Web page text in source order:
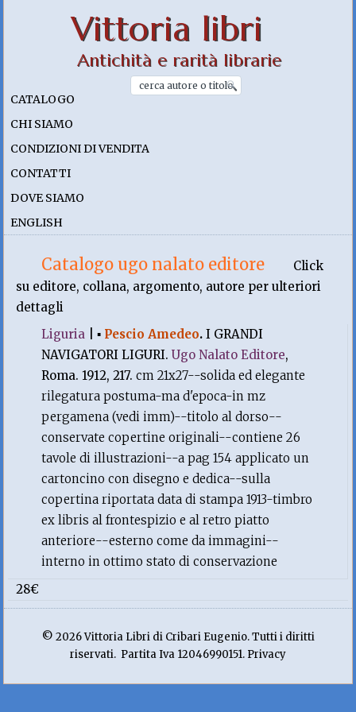
Vittoria libri
Antichità e rarità librarie
CATALOGO
CHI SIAMO
CONDIZIONI DI VENDITA
CONTATTI
DOVE SIAMO
ENGLISH
Catalogo ugo nalato editore
Click
su editore, collana, argomento, autore per ulteriori
dettagli
Liguria |▪ Pescio Amedeo.I GRANDI
NAVIGATORI LIGURI.Ugo Nalato Editore,
Roma. 1912, 217.cm 21x27--solida ed elegante
rilegatura postuma-ma d'epoca-in mz
pergamena (vedi imm)--titolo al dorso--
conservate copertine originali--contiene 26
tavole di illustrazioni--a pag 154 applicato un
cartoncino con disegno e dedica--sulla
copertina riportata data di stampa 1913-timbro
ex libris al frontespizio e al retro piatto
anteriore--esterno come da immagini--
interno in ottimo stato di conservazione
28€
© 2026 Vittoria Libri di Cribari Eugenio. Tutti i diritti
riservati. Partita Iva 12046990151. Privacy